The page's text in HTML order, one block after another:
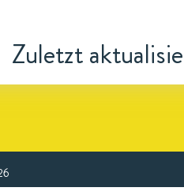
Zuletzt